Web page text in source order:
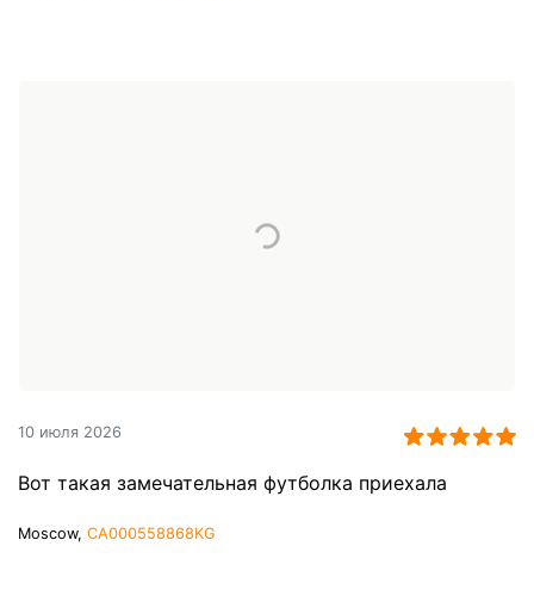
10 июля 2026
Вот такая замечательная футболка приехала
Moscow, CA000558868KG